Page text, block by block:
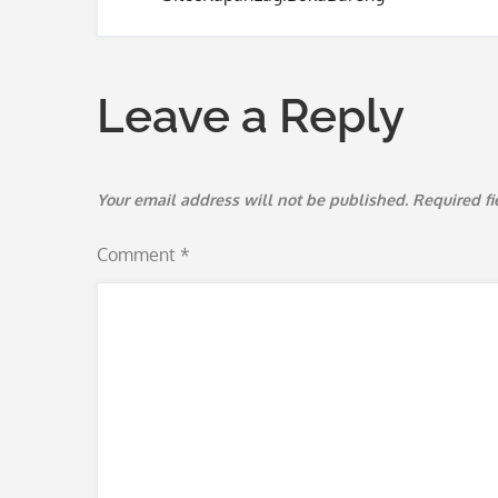
navigation
Leave a Reply
Your email address will not be published. Required
Comment *